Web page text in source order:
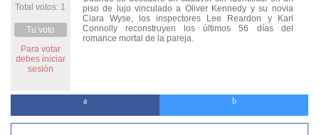
Total votos: 1
Tu voto
Para votar
debes iniciar
sesión
piso de lujo vinculado a Oliver Kennedy y su novia
Ciara Wyse, los inspectores Lee Reardon y Karl
Connolly reconstruyen los últimos 56 días del
romance mortal de la pareja.